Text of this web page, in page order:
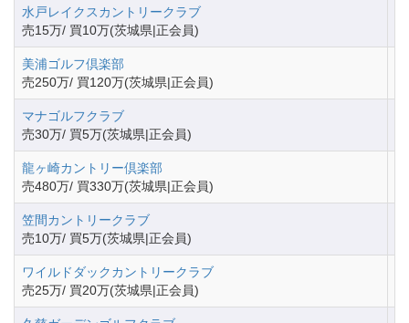
水戸レイクスカントリークラブ
売15万/ 買10万(茨城県|正会員)
美浦ゴルフ倶楽部
売250万/ 買120万(茨城県|正会員)
マナゴルフクラブ
売30万/ 買5万(茨城県|正会員)
龍ヶ崎カントリー倶楽部
売480万/ 買330万(茨城県|正会員)
笠間カントリークラブ
売10万/ 買5万(茨城県|正会員)
ワイルドダックカントリークラブ
売25万/ 買20万(茨城県|正会員)